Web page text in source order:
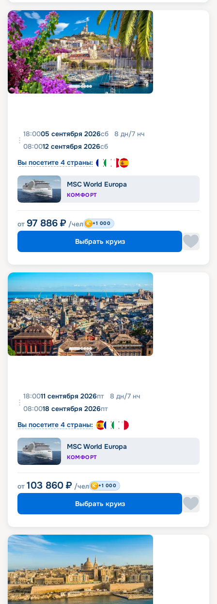
18:0005 сентября 2026сб 8 дн/7 нч
08:0012 сентября 2026сб
Вы посетите 4 страны:
MSC World Europa
КОМФОРТ
от 97 886 ₽ /чел +1 000
Выбрать круиз
18:0011 сентября 2026пт 8 дн/7 нч
08:0018 сентября 2026пт
Вы посетите 4 страны:
MSC World Europa
КОМФОРТ
от 103 860 ₽ /чел +1 000
Выбрать круиз